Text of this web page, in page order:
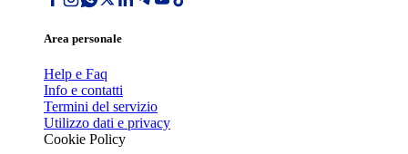
Area personale
Help e Faq
Info e contatti
Termini del servizio
Utilizzo dati e privacy
Cookie Policy